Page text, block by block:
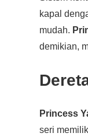
kapal
mudah.
demikian,
Princess
seri